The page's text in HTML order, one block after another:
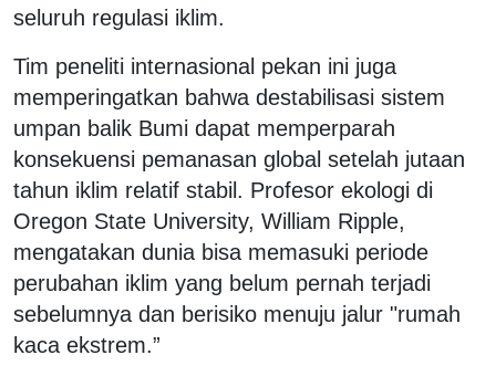
seluruh regulasi iklim.
Tim peneliti internasional pekan ini juga
memperingatkan bahwa destabilisasi sistem
umpan balik Bumi dapat memperparah
konsekuensi pemanasan global setelah jutaan
tahun iklim relatif stabil. Profesor ekologi di
Oregon State University, William Ripple,
mengatakan dunia bisa memasuki periode
perubahan iklim yang belum pernah terjadi
sebelumnya dan berisiko menuju jalur "rumah
kaca ekstrem.”